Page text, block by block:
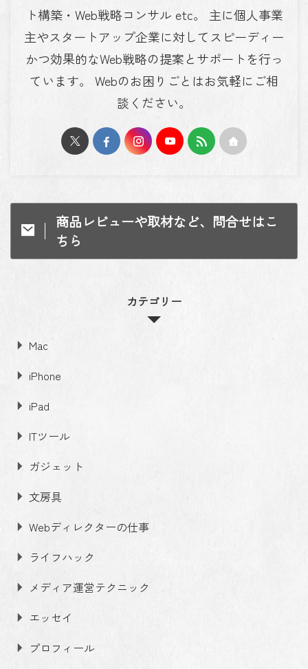
ト構築・Web戦略コンサル etc。 主に個人事業
主やスタートアップ企業に対してスピーディー
かつ効果的なWeb戦略の提案とサポートを行っ
ています。 Webのお困りごとはお気軽にご相
談ください。
商品レビューや取材など、問合せはこ
ちら
カテゴリー
Mac
iPhone
iPad
ITツール
ガジェット
文房具
Webディレクターの仕事
ライフハック
メディア運営テクニック
エッセイ
プロフィール